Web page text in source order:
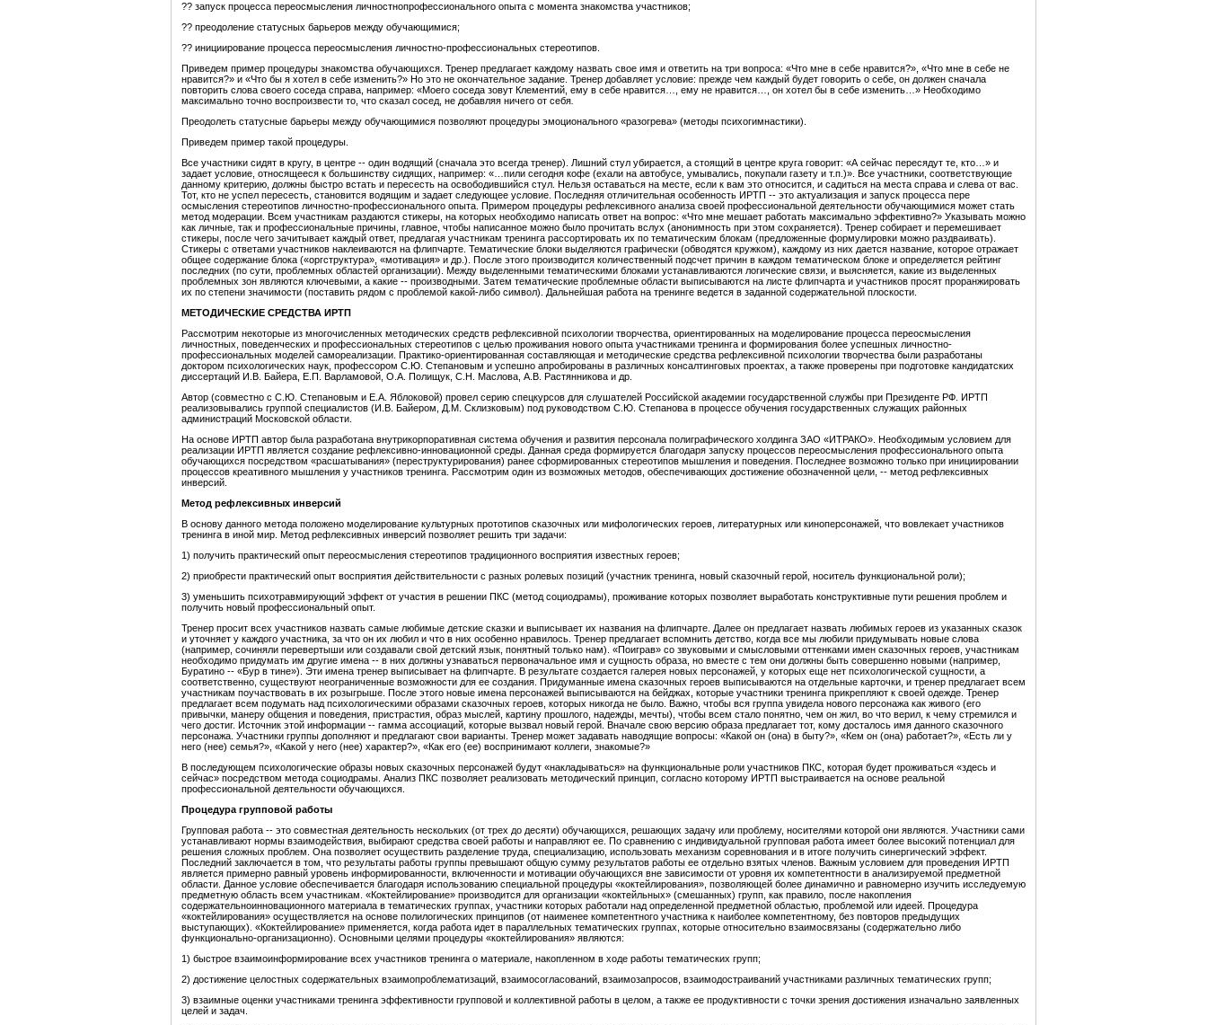
?? запуск процесса переосмысления личностнопрофессионального опыта с момента знакомства участников;
?? преодоление статусных барьеров между обучающимися;
?? инициирование процесса переосмысления личностно-профессиональных стереотипов.
Приведем пример процедуры знакомства обучающихся. Тренер предлагает каждому назвать свое имя и ответить на три вопроса: «Что мне в себе нравится?», «Что мне в себе не
нравится?» и «Что бы я хотел в себе изменить?» Но это не окончательное задание. Тренер добавляет условие: прежде чем каждый будет говорить о себе, он должен сначала
повторить слова своего соседа справа, например: «Моего соседа зовут Клементий, ему в себе нравится…, ему не нравится…, он хотел бы в себе изменить…» Необходимо
максимально точно воспроизвести то, что сказал сосед, не добавляя ничего от себя
Преодолеть статусные барьеры между обучающимися позволяют процедуры эмоционального «разогрева» (методы психогимнастики).
Приведем пример такой процедуры.
Все участники сидят в кругу, в центре -- один водящий (сначала это всегда тренер). Лишний стул убирается, а стоящий в центре круга говорит: «А сейчас пересядут те, кто…» и
задает условие, относящееся к большинству сидящих, например: «…пили сегодня кофе (ехали на автобусе, умывались, покупали газету и т.п.)». Все участники, соответствующие
данному критерию, должны быстро встать и пересесть на освободившийся стул. Нельзя оставаться на месте, если к вам это относится, и садиться на места справа и слева от вас.
Тот, кто не успел пересесть, становится водящим и задает следующее условие. Последняя отличительная особенность ИРТП -- это актуализация и запуск процесса пере
осмысления стереотипов личностно-профессионального опыта. Примером процедуры рефлексивного анализа своей профессиональной деятельности обучающимися может стать
метод модерации. Всем участникам раздаются стикеры, на которых необходимо написать ответ на вопрос: «Что мне мешает работать максимально эффективно?» Указывать можно
как личные, так и профессиональные причины, главное, чтобы написанное можно было прочитать вслух (анонимность при этом сохраняется). Тренер собирает и перемешивает
стикеры, после чего зачитывает каждый ответ, предлагая участникам тренинга рассортировать их по тематическим блокам (предложенные формулировки можно раздваивать).
Стикеры с ответами участников наклеиваются на флипчарте. Тематические блоки выделяются графически (обводятся кружком), каждому из них дается название, которое отражает
общее содержание блока («оргструктура», «мотивация» и др.). После этого производится количественный подсчет причин в каждом тематическом блоке и определяется рейтинг
последних (по сути, проблемных областей организации). Между выделенными тематическими блоками устанавливаются логические связи, и выясняется, какие из выделенных
проблемных зон являются ключевыми, а какие -- производными. Затем тематические проблемные области выписываются на листе флипчарта и участников просят проранжировать
их по степени значимости (поставить рядом с проблемой какой-либо символ). Дальнейшая работа на тренинге ведется в заданной содержательной плоскости.
МЕТОДИЧЕСКИЕ СРЕДСТВА ИРТП
Рассмотрим некоторые из многочисленных методических средств рефлексивной психологии творчества, ориентированных на моделирование процесса переосмысления
личностных, поведенческих и профессиональных стереотипов с целью проживания нового опыта участниками тренинга и формирования более успешных личностно-
профессиональных моделей самореализации. Практико-ориентированная составляющая и методические средства рефлексивной психологии творчества были разработаны
доктором психологических наук, профессором С.Ю. Степановым и успешно апробированы в различных консалтинговых проектах, а также проверены при подготовке кандидатских
диссертаций И.В. Байера, Е.П. Варламовой, О.А. Полищук, С.Н. Маслова, А.В. Растянникова и др.
Автор (совместно с С.Ю. Степановым и Е.А. Яблоковой) провел серию спецкурсов для слушателей Российской академии государственной службы при Президенте РФ. ИРТП
реализовывались группой специалистов (И.В. Байером, Д.М. Склизковым) под руководством С.Ю. Степанова в процессе обучения государственных служащих районных
администраций Московской области.
На основе ИРТП автор была разработана внутрикорпоративная система обучения и развития персонала полиграфического холдинга ЗАО «ИТРАКО». Необходимым условием для
реализации ИРТП является создание рефлексивно-инновационной среды. Данная среда формируется благодаря запуску процессов переосмысления профессионального опыта
обучающихся посредством «расшатывания» (переструктурирования) ранее сформированных стереотипов мышления и поведения. Последнее возможно только при инициировании
процессов креативного мышления у участников тренинга. Рассмотрим один из возможных методов, обеспечивающих достижение обозначенной цели, -- метод рефлексивных
инверсий.
Метод рефлексивных инверсий
В основу данного метода положено моделирование культурных прототипов сказочных или мифологических героев, литературных или киноперсонажей, что вовлекает участников
тренинга в иной мир. Метод рефлексивных инверсий позволяет решить три задачи:
1) получить практический опыт переосмысления стереотипов традиционного восприятия известных героев;
2) приобрести практический опыт восприятия действительности с разных ролевых позиций (участник тренинга, новый сказочный герой, носитель функциональной роли);
3) уменьшить психотравмирующий эффект от участия в решении ПКС (метод социодрамы), проживание которых позволяет выработать конструктивные пути решения проблем и
получить новый профессиональный опыт.
Тренер просит всех участников назвать самые любимые детские сказки и выписывает их названия на флипчарте. Далее он предлагает назвать любимых героев из указанных сказок
и уточняет у каждого участника, за что он их любил и что в них особенно нравилось. Тренер предлагает вспомнить детство, когда все мы любили придумывать новые слова
(например, сочиняли перевертыши или создавали свой детский язык, понятный только нам). «Поиграв» со звуковыми и смысловыми оттенками имен сказочных героев, участникам
необходимо придумать им другие имена -- в них должны узнаваться первоначальное имя и сущность образа, но вместе с тем они должны быть совершенно новыми (например,
Буратино -- «Бур в тине»). Эти имена тренер выписывает на флипчарте. В результате создается галерея новых персонажей, у которых еще нет психологической сущности, а
соответственно, существуют неограниченные возможности для ее создания. Придуманные имена сказочных героев выписываются на отдельные карточки, и тренер предлагает всем
участникам поучаствовать в их розыгрыше. После этого новые имена персонажей выписываются на бейджах, которые участники тренинга прикрепляют к своей одежде. Тренер
предлагает всем подумать над психологическими образами сказочных героев, которых никогда не было. Важно, чтобы вся группа увидела нового персонажа как живого (его
привычки, манеру общения и поведения, пристрастия, образ мыслей, картину прошлого, надежды, мечты), чтобы всем стало понятно, чем он жил, во что верил, к чему стремился и
чего достиг. Источник этой информации -- гамма ассоциаций, которые вызвал новый герой. Вначале свою версию образа предлагает тот, кому досталось имя данного сказочного
персонажа. Участники группы дополняют и предлагают свои варианты. Тренер может задавать наводящие вопросы: «Какой он (она) в быту?», «Кем он (она) работает?», «Есть ли у
него (нее) семья?», «Какой у него (нее) характер?», «Как его (ее) воспринимают коллеги, знакомые?»
В последующем психологические образы новых сказочных персонажей будут «накладываться» на функциональные роли участников ПКС, которая будет проживаться «здесь и
сейчас» посредством метода социодрамы. Анализ ПКС позволяет реализовать методический принцип, согласно которому ИРТП выстраивается на основе реальной
профессиональной деятельности обучающихся.
Процедура групповой работы
Групповая работа -- это совместная деятельность нескольких (от трех до десяти) обучающихся, решающих задачу или проблему, носителями которой они являются. Участники сами
устанавливают нормы взаимодействия, выбирают средства своей работы и направляют ее. По сравнению с индивидуальной групповая работа имеет более высокий потенциал для
решения сложных проблем. Она позволяет осуществить разделение труда, специализацию, использовать механизм соревнования и в итоге получить синергический эффект.
Последний заключается в том, что результаты работы группы превышают общую сумму результатов работы ее отдельно взятых членов. Важным условием для проведения ИРТП
является примерно равный уровень информированности, включенности и мотивации обучающихся вне зависимости от уровня их компетентности в анализируемой предметной
области. Данное условие обеспечивается благодаря использованию специальной процедуры «коктейлирования», позволяющей более динамично и равномерно изучить исследуемую
предметную область всем участникам. «Коктейлирование» производится для организации «коктейльных» (смешанных) групп, как правило, после накопления
содержательноинновационного материала в тематических группах, участники которых работали над определенной предметной областью, проблемой или идеей. Процедура
«коктейлирования» осуществляется на основе полилогических принципов (от наименее компетентного участника к наиболее компетентному, без повторов предыдущих
выступающих). «Коктейлирование» применяется, когда работа идет в параллельных тематических группах, которые относительно взаимосвязаны (содержательно либо
функционально-организационно). Основными целями процедуры «коктейлирования» являются:
1) быстрое взаимоинформирование всех участников тренинга о материале, накопленном в ходе работы тематических групп;
2) достижение целостных содержательных взаимопроблематизаций, взаимосогласований, взаимозапросов, взаимодостраиваний участниками различных тематических групп;
3) взаимные оценки участниками тренинга эффективности групповой и коллективной работы в целом, а также ее продуктивности с точки зрения достижения изначально заявленных
целей и задач.